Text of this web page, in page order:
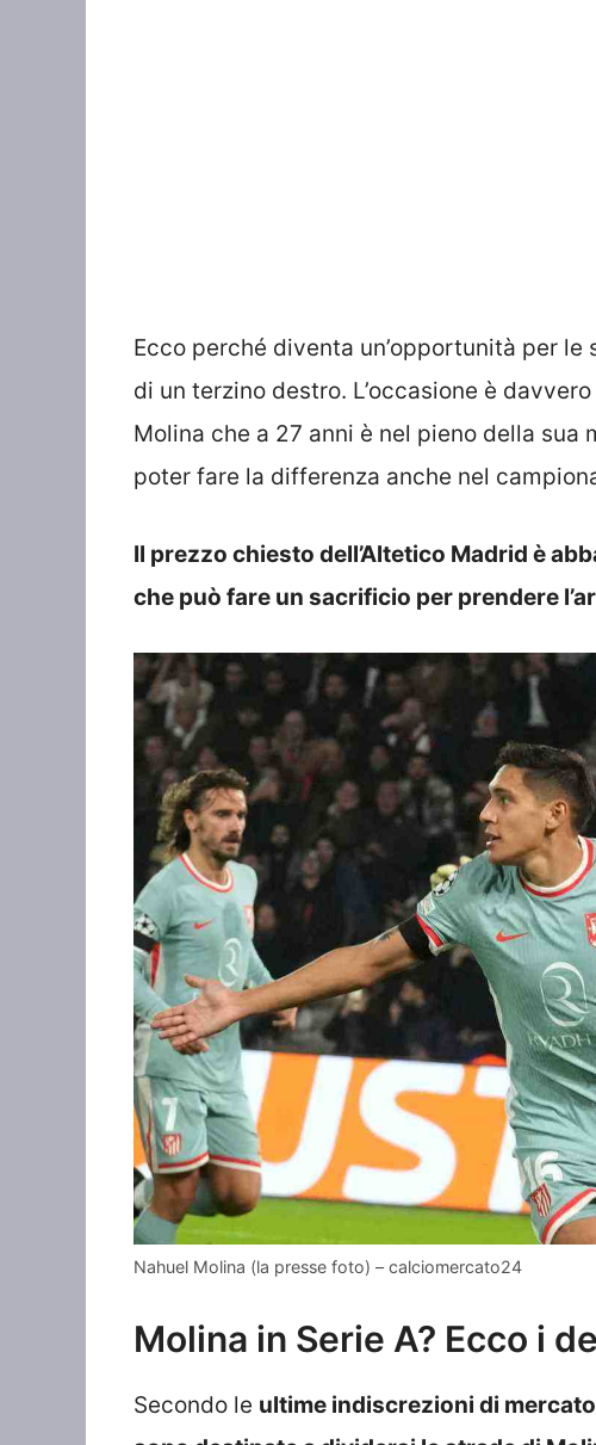
Ecco perché diventa un’opportunità per
di un terzino destro. L’occasione è
Molina che a 27 anni è nel pieno della
poter fare la differenza anche nel
Il prezzo chiesto dell’Altetico Madrid è
che può fare un sacrificio per prendere
Nahuel Molina (la presse foto) – calciomercato24
Molina in Serie A? Ecco i
Secondo le ultime indiscrezioni di mercato